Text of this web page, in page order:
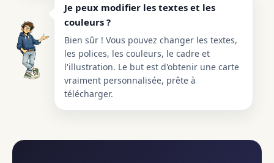
Je peux modifier les textes et les
couleurs ?
Bien sûr ! Vous pouvez changer les textes,
les polices, les couleurs, le cadre et
l'illustration. Le but est d'obtenir une carte
vraiment personnalisée, prête à
télécharger.